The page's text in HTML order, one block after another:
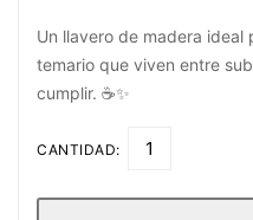
Un llavero de madera ideal
temario que viven entre
cumplir. ☕✨
CANTIDAD: